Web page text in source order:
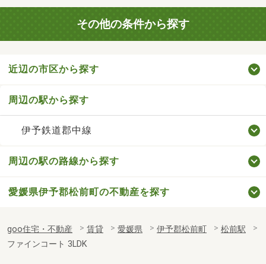
その他の条件から探す
近辺の市区から探す
周辺の駅から探す
伊予鉄道郡中線
周辺の駅の路線から探す
愛媛県伊予郡松前町の不動産を探す
goo住宅・不動産 賃貸 愛媛県 伊予郡松前町
松前駅
ファインコート 3LDK